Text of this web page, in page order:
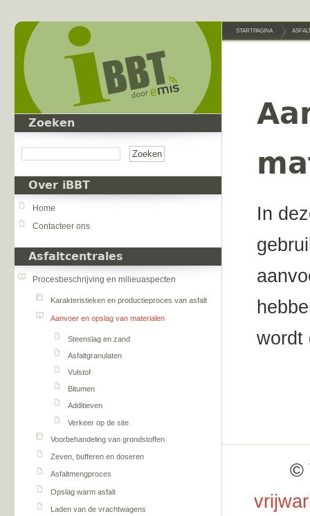
Zoeken
Over iBBT
Home
Contacteer ons
Asfaltcentrales
Procesbeschrijving en milieuaspecten
Karakteristieken en productieproces van asfalt
Aanvoer en opslag van materialen
Steenslag en zand
Asfaltgranulaten
Vulstof
Bitumen
Additieven
Verkeer op de site
Voorbehandeling van grondstoffen
Zeven, bufferen en doseren
Asfaltmengproces
Opslag warm asfalt
Laden van de vrachtwagens
STARTPAGINA
In
wordt
©